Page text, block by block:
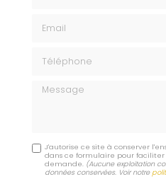
Message
J'autorise ce site à conserver
dans ce formulaire pour
demande. (Aucune exploitation
données conservées. Voir notre